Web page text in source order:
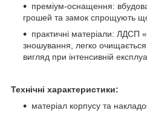
преміум-оснащення:
грошей та замок спрощують
практичні матеріали: ЛДСП
зношування, легко очищається
вигляд при інтенсивній
Технічні характеристики:
матеріал корпусу та